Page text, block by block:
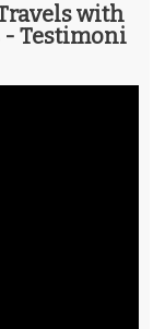
with
- Testimoni